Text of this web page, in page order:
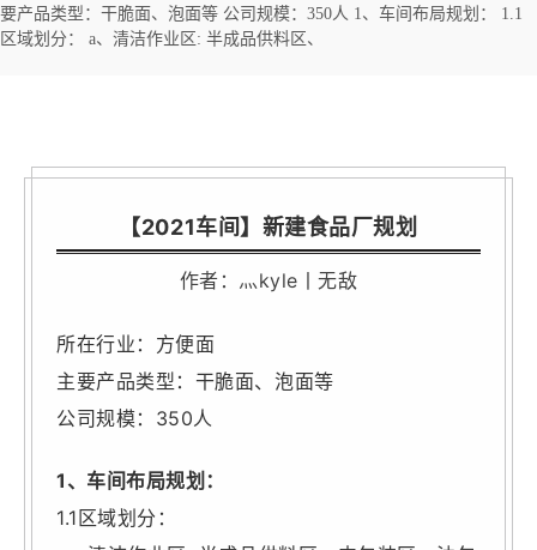
要产品类型：干脆面、泡面等 公司规模：350人 1、车间布局规划： 1.1
区域划分： a、清洁作业区: 半成品供料区、
【2021车间】新建食品厂规划
作者： 灬kyle丨无敌
所在行业：方便面
主要产品类型：干脆面、泡面等
公司规模：350人
1、车间布局规划：
1.1区域划分：